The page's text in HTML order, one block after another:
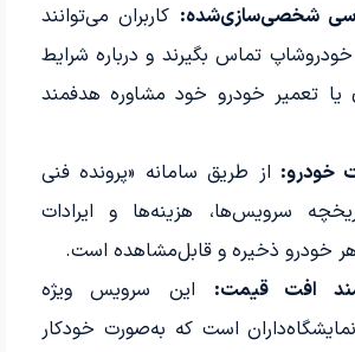
شخصی‌سازی‌شده: کاربران می‌توانند
تماس بگیرند و درباره شرایط
یا تعمیر خودرو خود مشاوره هدفمند
خودرو: از طریق سامانه «پرونده فنی
سرویس‌ها، هزینه‌ها و ایرادات
خودرو ذخیره و قابل‌مشاهده است.
افت قیمت: این سرویس ویژه
است که به‌صورت خودکار